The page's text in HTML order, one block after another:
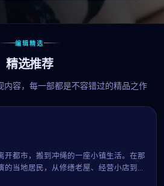
编辑精选
精选推荐
内容，每一部都是不容错过的精品之作
开都市，搬到冲绳的一座小镇生活。在那
当地居民，从修缮老屋、经营小店到适
像一杯温热的茶。行定勋用治愈系的影像